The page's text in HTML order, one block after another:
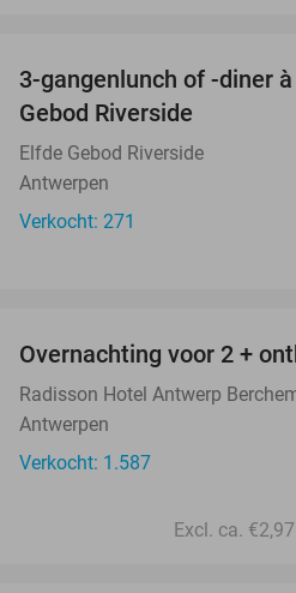
3-gangenlunch of -diner
Gebod Riverside
Elfde Gebod Riverside
Antwerpen
Verkocht: 271
Overnachting voor 2 +
Radisson Hotel Antwerp
Antwerpen
Verkocht: 1.587
Excl. ca.